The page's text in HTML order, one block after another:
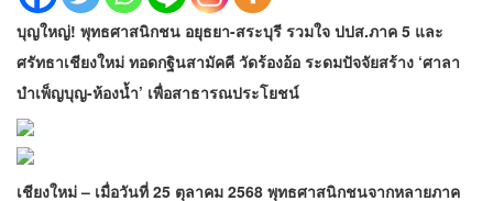
บุญใหญ่! พุทธศาสนิกชน อยุธยา-สระบุรี รวมใจ ปปส.ภาค 5 และ
ศรัทธาเชียงใหม่ ทอดกฐินสามัคคี วัดร้องอ้อ ระดมปัจจัยสร้าง ‘ศาลา
บำเพ็ญบุญ-ห้องน้ำ’ เพื่อสาธารณประโยชน์
เชียงใหม่ – เมื่อวันที่ 25 ตุลาคม 2568 พุทธศาสนิกชนจากหลายภาค